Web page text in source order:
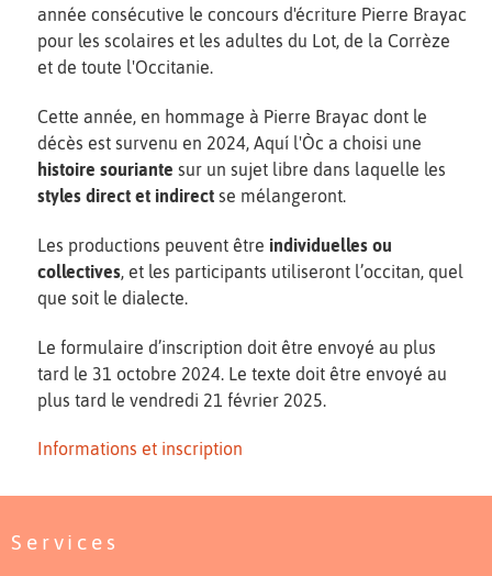
année consécutive le concours d'écriture Pierre Brayac
pour les scolaires et les adultes du Lot, de la Corrèze
et de toute l'Occitanie.
Cette année, en hommage à Pierre Brayac dont le
décès est survenu en 2024, Aquí l'Òc a choisi une
histoire souriante sur un sujet libre dans laquelle les
styles direct et indirect se mélangeront.
Les productions peuvent être individuelles ou
collectives, et les participants utiliseront l’occitan, quel
que soit le dialecte.
Le formulaire d’inscription doit être envoyé au plus
tard le 31 octobre 2024. Le texte doit être envoyé au
plus tard le vendredi 21 février 2025.
Informations et inscription
Services